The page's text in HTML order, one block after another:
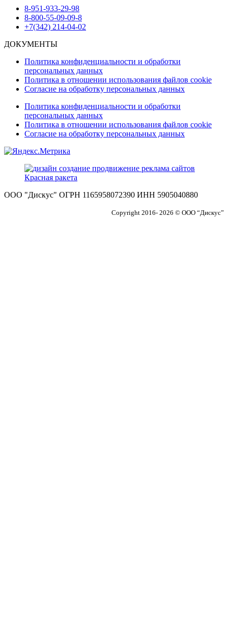
8-951-933-29-98
8-800-55-09-09-8
+7(342) 214-04-02
ДОКУМЕНТЫ
Политика конфиденциальности и обработки
персональных данных
Политика в отношении использования файлов cookie
Согласие на обработку персональных данных
Политика конфиденциальности и обработки
персональных данных
Политика в отношении использования файлов cookie
Согласие на обработку персональных данных
ООО "Дискус" ОГРН 1165958072390 ИНН 5905040880
Copyright 2016- 2026 © ООО “Дискус”